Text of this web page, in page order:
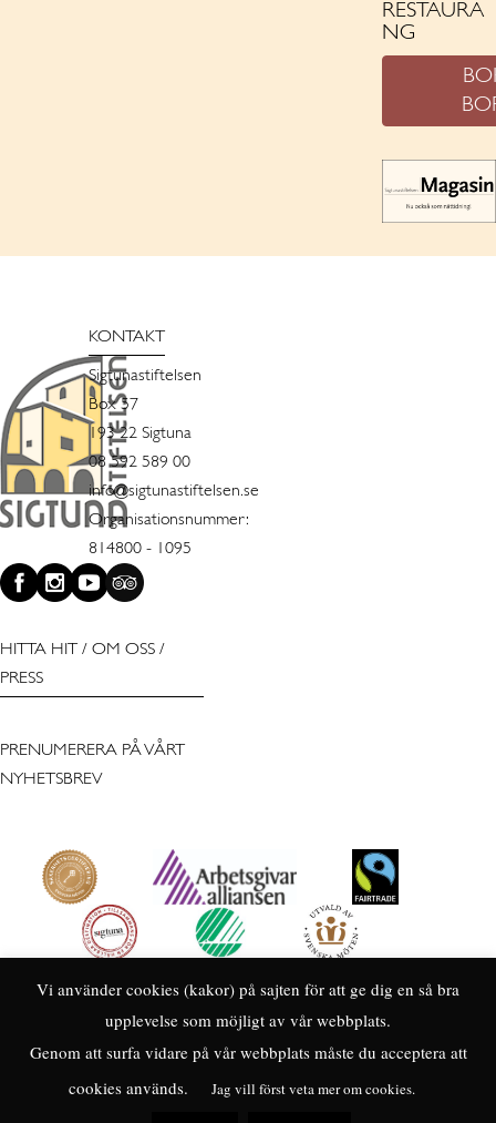
RESTAURA
NG
KONTAKT
Sigtunastiftelsen
Box 57
193 22 Sigtuna
08 592 589 00
info@sigtunastiftelsen.se
Organisationsnummer:
814800 - 1095
HITTA HIT / OM OSS /
PRESS
PRENUMERERA PÅ VÅRT
NYHETSBREV
Vi använder cookies (kakor) på sajten för att ge dig en så bra
upplevelse som möjligt av vår webbplats.
Genom att surfa vidare på vår webbplats måste du acceptera att
cookies används.
Jag vill först veta mer om cookies.